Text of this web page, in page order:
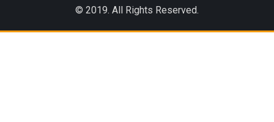
© 2019. All Rights Reserved.